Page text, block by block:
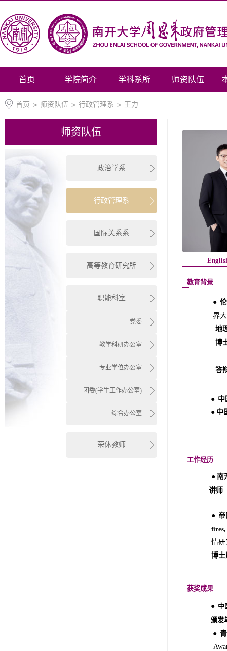
首页 学院简介 学科系所 师资队伍
首页 > 师资队伍 > 行政管理系 > 王力
师资队伍
政治学系
行政管理系
国际关系系
高等教育研究所
职能科室
党委
教学科研办公室
专业学位办公室
团委(学生工作办公室)
综合办公室
荣休教师
教育背景
●
界
地
博
答
● 中
● 中
工作经历
● 南
讲师
●
fires,
情研
博士
获奖成果
● 中
颁发单
●